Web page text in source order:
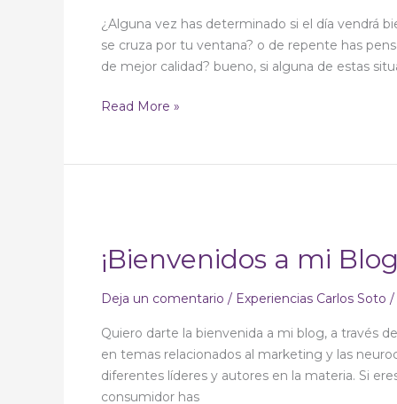
¿Alguna vez has determinado si el día vendrá
se cruza por tu ventana? o de repente has
de mejor calidad? bueno, si alguna de estas
Parte
II
Read More »
¡Bienvenidos a mi
Deja un comentario / Experiencias Carlos Soto /
Quiero darte la bienvenida a mi blog, a través
en temas relacionados al marketing y las
diferentes líderes y autores en la materia. Si
consumidor has
mi
Blog!